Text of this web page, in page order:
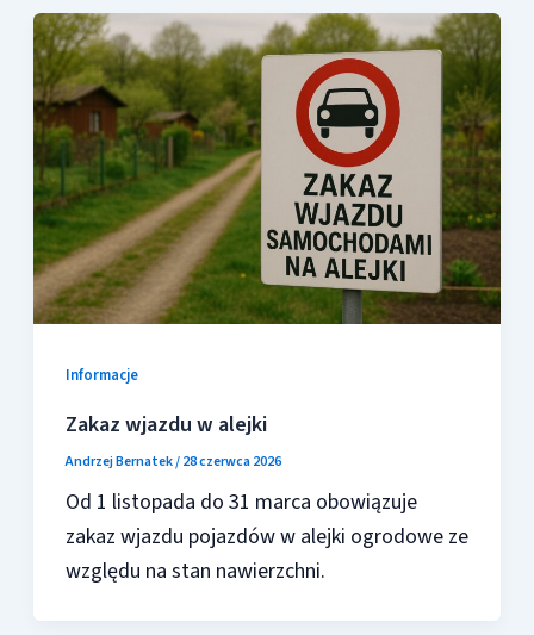
Informacje
Zakaz wjazdu w alejki
Andrzej Bernatek/28 czerwca 2026
Od 1 listopada do 31 marca obowiązuje
zakaz wjazdu pojazdów w alejki ogrodowe ze
względu na stan nawierzchni.